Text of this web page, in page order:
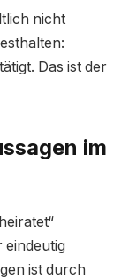
nicht
Das ist der
im
ist durch